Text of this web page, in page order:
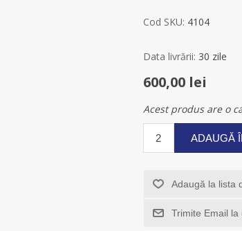
Cod SKU: 4104
Data livrării: 30 zile
600,00 lei
Acest produs are o
ADAUGĂ
Adaugă la lista
Trimite Email la